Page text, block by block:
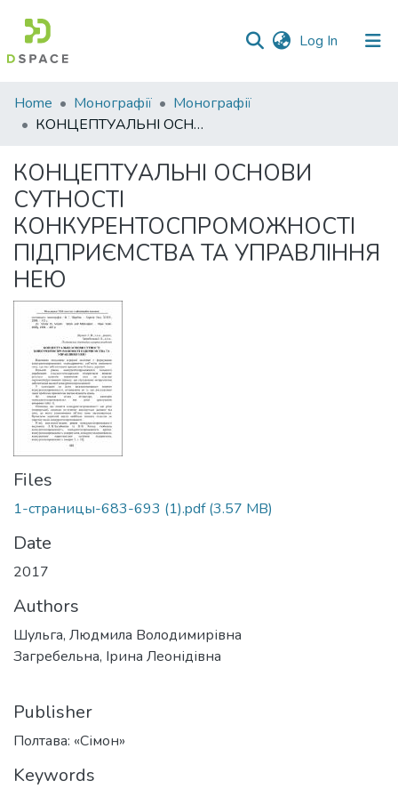
Log In (current)
Communities
&
All of DSpace
Statistics
Home Монографії
Монографії
КОНЦЕПТУАЛЬНІ ОСНОВИ СУТНОСТІ КОНКУРЕНТОСПРОМОЖНОСТІ ПІДПРИЄМСТВА ТА УПРАВЛІННЯ НЕЮ
КОНЦЕПТУАЛЬНІ ОСНОВИ
СУТНОСТІ
КОНКУРЕНТОСПРОМОЖНОСТІ
ПІДПРИЄМСТВА ТА УПРАВЛІННЯ
НЕЮ
Files
1-страницы-683-693 (1).pdf(3.57 MB)
Date
2017
Authors
Шульга, Людмила Володимирівна
Загребельна, Ірина Леонідівна
Publisher
Полтава: «Сімон»
Keywords